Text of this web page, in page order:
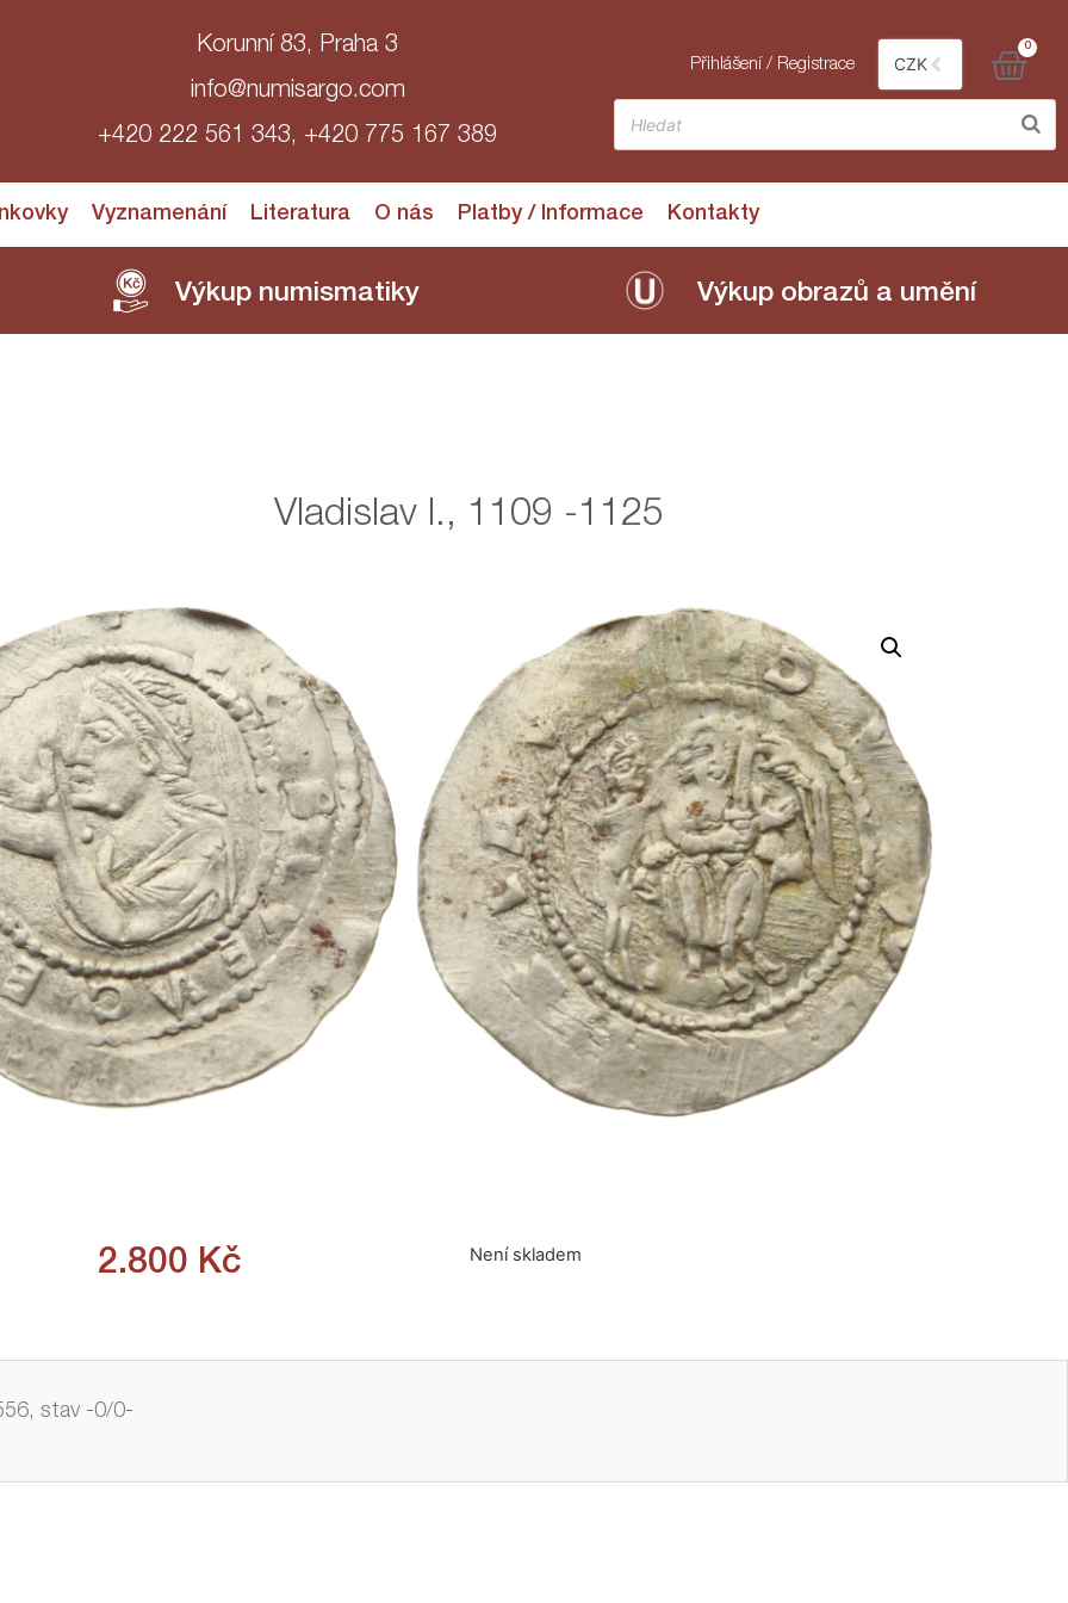
Korunní 83, Praha 3
info@numisargo.com
+420 222 561 343, +420 775 167 389
Přihlášení / Registrace CZK
0
Vyznamenání Literatura O nás Platby / Informace Kontakty
Výkup numismatiky Výkup obrazů a umění
Vladislav I., 1109 -1125
2.800 Kč Není skladem
stav -0/0-